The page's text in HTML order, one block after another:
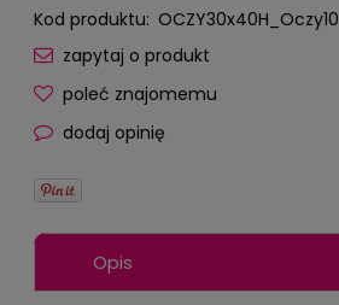
Kod produktu: OCZY30x40H_Oczy10
zapytaj o produkt
poleć znajomemu
dodaj opinię
Opis